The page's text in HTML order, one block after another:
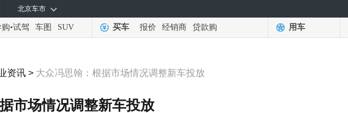
北京车市
购•试驾 车图 SUV 买车 报价 经销商 贷款购 用车
资讯 > 大众冯思翰：根据市场情况调整新车投放
市场情况调整新车投放